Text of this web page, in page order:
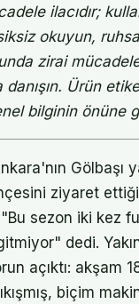
ilacıdır;
okuyun,
zirai
danışın. Ürün
bilginin önüne
Gölbaşı
ziyaret
sezon iki kez
dedi.
açıktı: akşam
biçim